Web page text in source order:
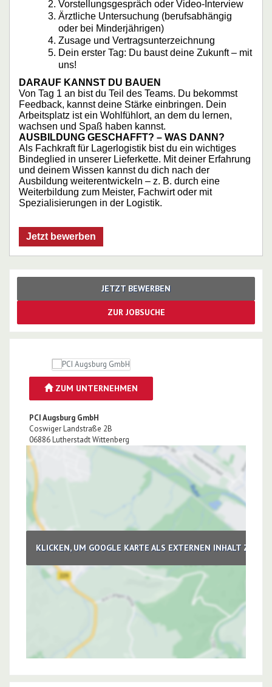
Vorstellungsgespräch oder Video-Interview
Ärztliche Untersuchung (berufsabhängig
oder bei Minderjährigen)
Zusage und Vertragsunterzeichnung
Dein erster Tag: Du baust deine Zukunft – mit
uns!
DARAUF KANNST DU BAUEN
Von Tag 1 an bist du Teil des Teams. Du bekommst
Feedback, kannst deine Stärke einbringen. Dein
Arbeitsplatz ist ein Wohlfühlort, an dem du lernen,
wachsen und Spaß haben kannst.
AUSBILDUNG GESCHAFFT? – WAS DANN?
Als Fachkraft für Lagerlogistik bist du ein wichtiges
Bindeglied in unserer Lieferkette. Mit deiner Erfahrung
und deinem Wissen kannst du dich nach der
Ausbildung weiterentwickeln – z. B. durch eine
Weiterbildung zum Meister, Fachwirt oder mit
Spezialisierungen in der Logistik.
Jetzt bewerben
JETZT BEWERBEN
ZUR JOBSUCHE
ZUM UNTERNEHMEN
PCI Augsburg GmbH
Coswiger Landstraße 2B
06886Lutherstadt Wittenberg
KLICKEN, UM GOOGLE KARTE ALS EXTERNEN INHALT ZU